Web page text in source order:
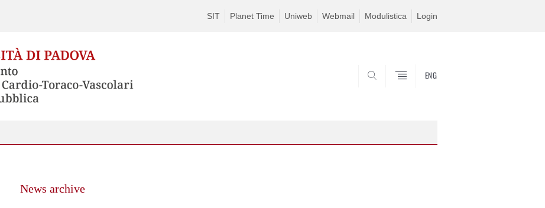
SIT Planet Time Uniweb Webmail Modulistica Login
ENG
News archive